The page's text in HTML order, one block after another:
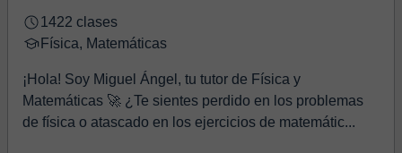
1422 clases
Física, Matemáticas
¡Hola! Soy Miguel Ángel, tu tutor de Física y
Matemáticas 🚀 ¿Te sientes perdido en los problemas
de física o atascado en los ejercicios de matemátic...